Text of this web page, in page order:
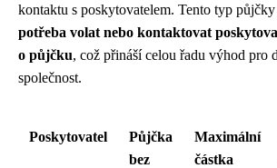
kontaktu s poskytovatelem. Tento typ půjčky
potřeba volat nebo kontaktovat
o půjčku, což přináší celou řadu výhod pro
společnost.
Poskytovatel
Půjčka
bez
Maximální
částka